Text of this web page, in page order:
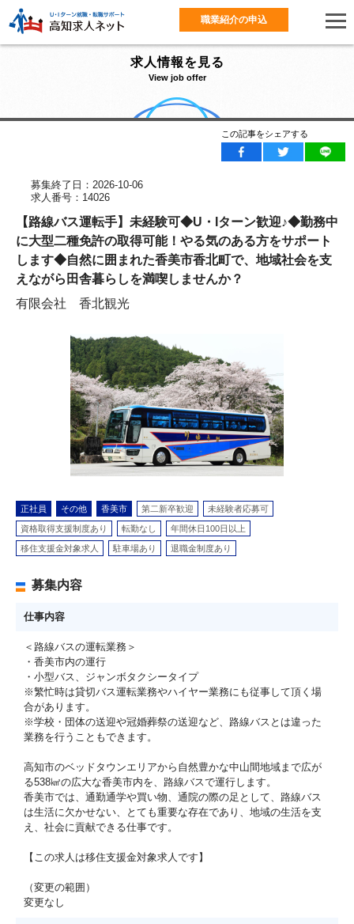
職業紹介の申込
求人情報を見る
View job offer
この記事をシェアする
募集終了日：2026-10-06
求人番号：14026
【路線バス運転手】未経験可◆U・Iターン歓迎♪◆勤務中
に大型二種免許の取得可能！やる気のある方をサポート
します◆自然に囲まれた香美市香北町で、地域社会を支
えながら田舎暮らしを満喫しませんか？
有限会社 香北観光
正社員 その他 香美市 第二新卒歓迎 未経験者応募可
資格取得支援制度あり 転勤なし 年間休日100日以上
移住支援金対象求人 駐車場あり 退職金制度あり
募集内容
仕事内容
＜路線バスの運転業務＞
・香美市内の運行
・小型バス、ジャンボタクシータイプ
※繁忙時は貸切バス運転業務やハイヤー業務にも従事して頂く場
合があります。
※学校・団体の送迎や冠婚葬祭の送迎など、路線バスとは違った
業務を行うこともできます。
高知市のベッドタウンエリアから自然豊かな中山間地域まで広が
る538㎢の広大な香美市内を、路線バスで運行します。
香美市では、通勤通学や買い物、通院の際の足として、路線バス
は生活に欠かせない、とても重要な存在であり、地域の生活を支
え、社会に貢献できる仕事です。
【この求人は移住支援金対象求人です】
（変更の範囲）
変更なし